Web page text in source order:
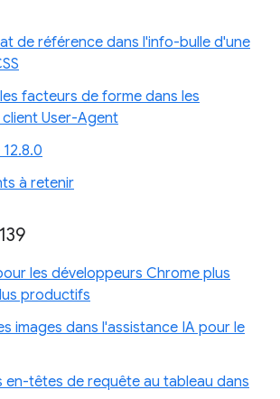
de référence dans l'info-bulle d'une
facteurs de forme dans les
User-Agent
à retenir
les développeurs Chrome plus
productifs
images dans l'assistance IA pour le
en-têtes de requête au tableau dans